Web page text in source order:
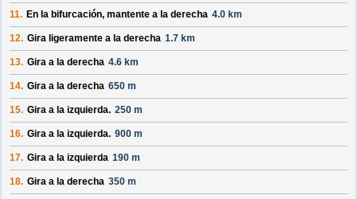
11. En la bifurcación, mantente a la derecha 4.0 km
12. Gira ligeramente a la derecha 1.7 km
13. Gira a la derecha 4.6 km
14. Gira a la derecha 650 m
15. Gira a la izquierda. 250 m
16. Gira a la izquierda. 900 m
17. Gira a la izquierda 190 m
18. Gira a la derecha 350 m